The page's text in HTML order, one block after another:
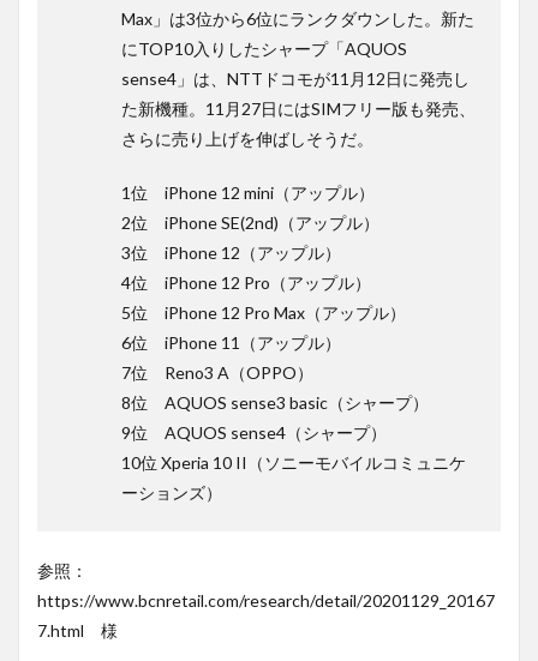
Max」は3位から6位にランクダウンした。新た
にTOP10入りしたシャープ「AQUOS
sense4」は、NTTドコモが11月12日に発売し
た新機種。11月27日にはSIMフリー版も発売、
さらに売り上げを伸ばしそうだ。
1位 iPhone 12 mini（アップル）
2位 iPhone SE(2nd)（アップル）
3位 iPhone 12（アップル）
4位 iPhone 12 Pro（アップル）
5位 iPhone 12 Pro Max（アップル）
6位 iPhone 11（アップル）
7位 Reno3 A（OPPO）
8位 AQUOS sense3 basic（シャープ）
9位 AQUOS sense4（シャープ）
10位 Xperia 10 II（ソニーモバイルコミュニケ
ーションズ）
参照：
https://www.bcnretail.com/research/detail/20201129_20167
7.html 様